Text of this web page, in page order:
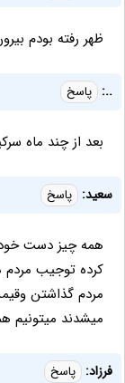
ظهر رفته بودم بیرون
..: پاسخ
بعد از چند ماه
سعید: پاسخ
همه چیز دست
کرده توجیب مردم
مردم گذاشتن
میشدند میتونیم
فرزاد: پاسخ